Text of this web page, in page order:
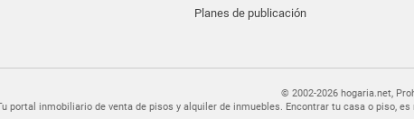
Planes de publicación
© 2002-2026 hogaria.net,
Tu portal inmobiliario de venta de pisos y alquiler de inmuebles. Encontrar tu casa o piso,